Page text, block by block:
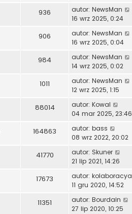
936 autor: NewsMan
16 wrz 2025, 0:24
906 autor: NewsMan
16 wrz 2025, 0:04
984 autor: NewsMan
14 wrz 2025, 0:02
1011 autor: NewsMan
12 wrz 2025, 1:15
88014 autor: Kowal
04 mar 2025, 23:46
164863 autor: bass
08 wrz 2022, 20:02
41770 autor: Skuner
21 lip 2021, 14:26
17673 autor: kolaboracya
11 gru 2020, 14:52
11351 autor: Bourdain
27 lip 2020, 10:25